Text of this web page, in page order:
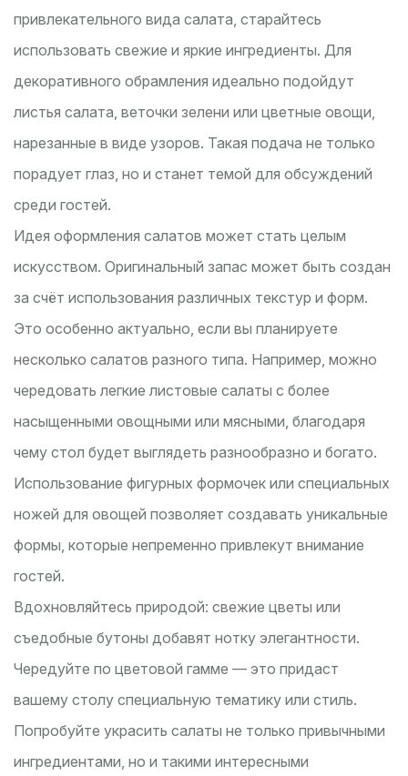
привлекательного вида салата, старайтесь
использовать свежие и яркие ингредиенты. Для
декоративного обрамления идеально подойдут
листья салата, веточки зелени или цветные овощи,
нарезанные в виде узоров. Такая подача не только
порадует глаз, но и станет темой для обсуждений
среди гостей.
Идея оформления салатов может стать целым
искусством. Оригинальный запас может быть создан
за счёт использования различных текстур и форм.
Это особенно актуально, если вы планируете
несколько салатов разного типа. Например, можно
чередовать легкие листовые салаты с более
насыщенными овощными или мясными, благодаря
чему стол будет выглядеть разнообразно и богато.
Использование фигурных формочек или специальных
ножей для овощей позволяет создавать уникальные
формы, которые непременно привлекут внимание
гостей.
Вдохновляйтесь природой: свежие цветы или
съедобные бутоны добавят нотку элегантности.
Чередуйте по цветовой гамме — это придаст
вашему столу специальную тематику или стиль.
Попробуйте украсить салаты не только привычными
ингредиентами, но и такими интересными